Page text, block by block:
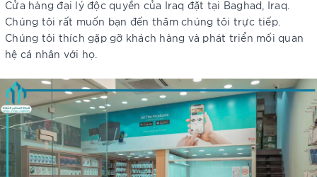
Cửa hàng đại lý độc quyền của Iraq đặt tại Baghad, Iraq.
Chúng tôi rất muốn bạn đến thăm chúng tôi trực tiếp.
Chúng tôi thích gặp gỡ khách hàng và phát triển mối quan
hệ cá nhân với họ.